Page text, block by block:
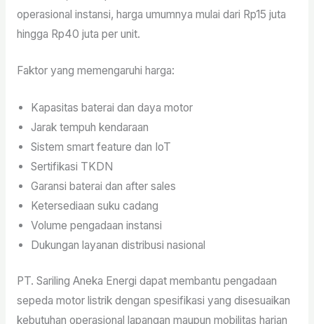
operasional instansi, harga umumnya mulai dari Rp15 juta
hingga Rp40 juta per unit.
Faktor yang memengaruhi harga:
Kapasitas baterai dan daya motor
Jarak tempuh kendaraan
Sistem smart feature dan IoT
Sertifikasi TKDN
Garansi baterai dan after sales
Ketersediaan suku cadang
Volume pengadaan instansi
Dukungan layanan distribusi nasional
PT. Sariling Aneka Energi dapat membantu pengadaan
sepeda motor listrik dengan spesifikasi yang disesuaikan
kebutuhan operasional lapangan maupun mobilitas harian